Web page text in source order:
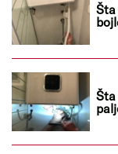
Šta
Šta